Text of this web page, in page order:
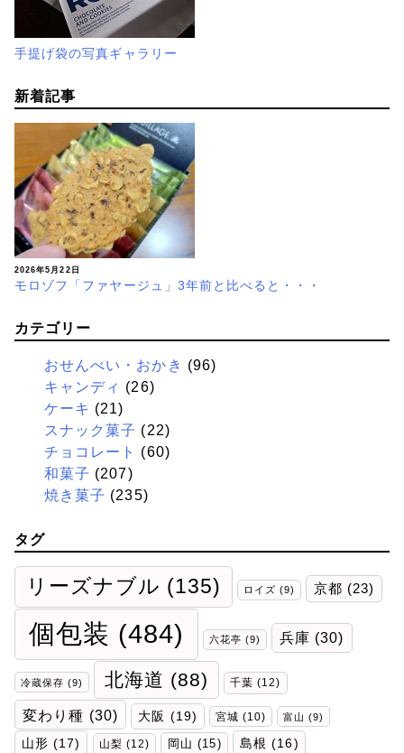
手提げ袋の写真ギャラリー
新着記事
2026年5月22日
モロゾフ「ファヤージュ」3年前と比べると・・・
カテゴリー
おせんべい・おかき (96)
キャンディ (26)
ケーキ (21)
スナック菓子 (22)
チョコレート
(60)
和菓子 (207)
焼き菓子 (235)
タグ
リーズナブル (135) ロイズ (9) 京都 (23)
個包装 (484) 六花亭 (9) 兵庫 (30)
冷蔵保存 (9) 北海道 (88) 千葉 (12)
変わり種 (30) 大阪 (19) 宮城 (10) 富山 (9)
山形 (17) 山梨 (12) 岡山 (15) 島根 (16)